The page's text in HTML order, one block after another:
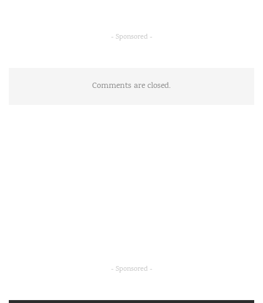
- Sponsored -
Comments are closed.
- Sponsored -